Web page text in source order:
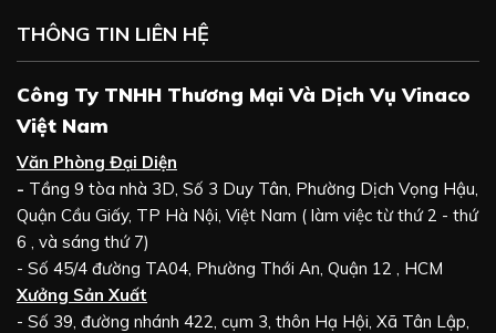
THÔNG TIN LIÊN HỆ
Công Ty TNHH Thương Mại Và Dịch Vụ Vinaco
Việt Nam
Văn Phòng Đại Diện
- Tầng 9 tòa nhà 3D, Số 3 Duy Tân, Phường Dịch Vọng Hậu,
Quận Cầu Giấy, TP Hà Nội, Việt Nam ( làm việc từ thứ 2 - thứ
6 , và sáng thứ 7)
- Số 45/4 đường TA04, Phường Thới An, Quận 12 , HCM
Xưởng Sản Xuất
- Số 39, đường nhánh 422, cụm 3, thôn Hạ Hội, Xã Tân Lập,